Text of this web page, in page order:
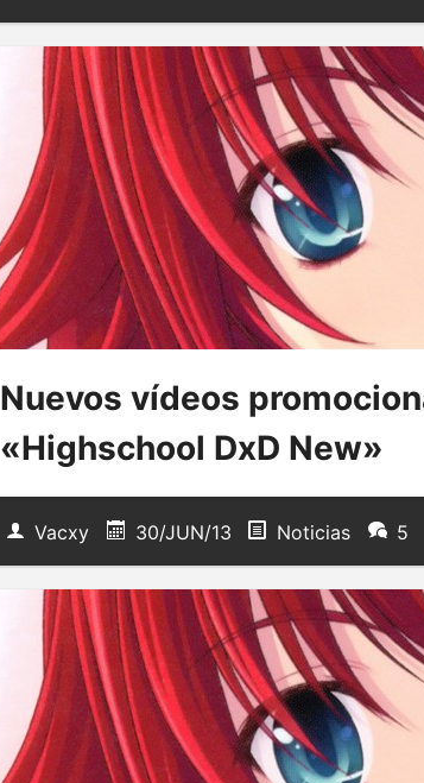
Nuevos vídeos
«Highschool DxD New»
Vacxy 30/JUN/13 Noticias 5